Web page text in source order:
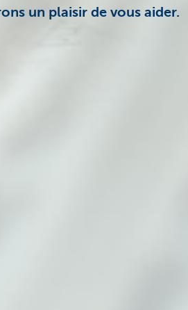
un plaisir de vous aider.